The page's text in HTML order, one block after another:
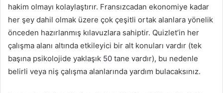
hakim olmayı kolaylaştırır. Fransızcadan ekonomiye kadar
her şey dahil olmak üzere çok çeşitli ortak alanlara yönelik
önceden hazırlanmış kılavuzlara sahiptir. Quizlet’in her
çalışma alanı altında etkileyici bir alt konuları vardır (tek
başına psikolojide yaklaşık 50 tane vardır), bu nedenle
belirli veya niş çalışma alanlarında yardım bulacaksınız.